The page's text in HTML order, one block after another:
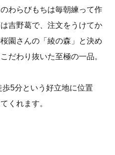
わらびもちは毎朝練って作
吉野葛で、注文をうけてか
園さんの「綾の森」と決め
だわり抜いた至極の一品。
5分という好立地に位置
くれます。